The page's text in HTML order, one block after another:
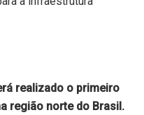
realizado o primeiro
região norte do Brasil.